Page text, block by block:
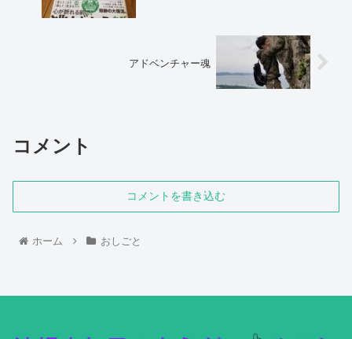
アドベンチャー魂
コメント
コメントを書き込む
ホーム おしごと